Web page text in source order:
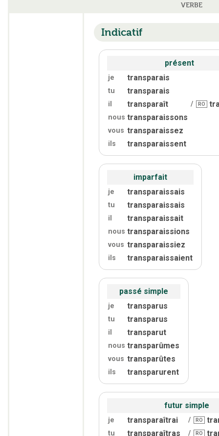
VERBE
Indicatif
présent
je transparais
tu transparais
il transparaît / RO
nous transparaissons
vous transparaissez
ils transparaissent
imparfait
je transparaissais
tu transparaissais
il transparaissait
nous transparaissions
vous transparaissiez
ils transparaissaient
passé simple
je transparus
tu transparus
il transparut
nous transparûmes
vous transparûtes
ils transparurent
futur simple
je transparaîtrai / RO
tu transparaîtras / RO